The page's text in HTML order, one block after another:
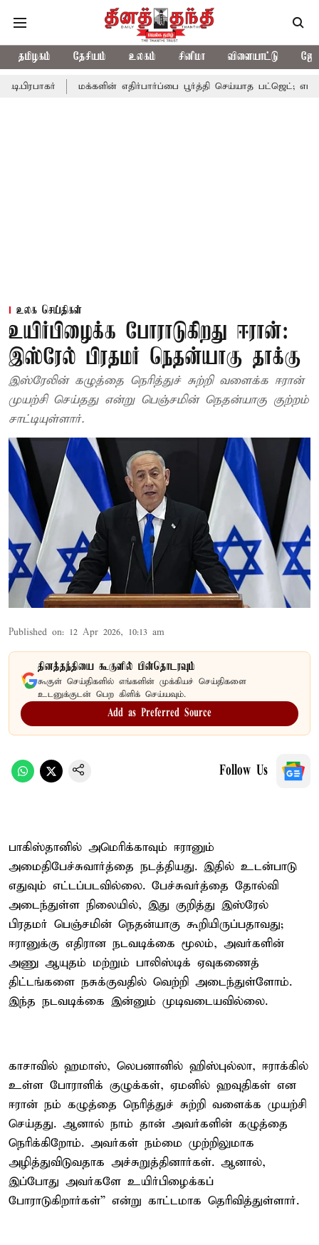
தமிழகம் தேசியம் உலகம் சினிமா விளையாட்டு
மக்களின் எதிர்பார்ப்பை பூர்த்தி செய்யாத பட்ஜெட்; எடப்பாடி
உலக செய்திகள்
உயிர்பிழைக்க போராடுகிறது ஈரான்:
இஸ்ரேல் பிரதமர் நெதன்யாகு தாக்கு
இஸ்ரேலின் கழுத்தை நெரித்துச் சுற்றி வளைக்க ஈரான்
முயற்சி செய்தது என்று பெஞ்சமின் நெதன்யாகு குற்றம்
சாட்டியுள்ளார்.
Published on: 12 Apr 2026, 10:13 am
தினத்தந்தியை கூகுளில் பின்தொடரவும்
கூகுள் செய்திகளில் எங்களின் முக்கியச் செய்திகளை
உடனுக்குடன் பெற கிளிக் செய்யவும்.
Add as Preferred Source
Follow Us
பாகிஸ்தானில் அமெரிக்காவும் ஈரானும்
அமைதிபேச்சுவார்த்தை நடத்தியது. இதில் உடன்பாடு
எதுவும் எட்டப்படவில்லை. பேச்சுவர்த்தை தோல்வி
அடைந்துள்ள நிலையில், இது குறித்து இஸ்ரேல்
பிரதமர் பெஞ்சமின் நெதன்யாகு கூறியிருப்பதாவது;
ஈரானுக்கு எதிரான நடவடிக்கை மூலம், அவர்களின்
அணு ஆயுதம் மற்றும் பாலிஸ்டிக் ஏவுகணைத்
திட்டங்களை நசுக்குவதில் வெற்றி அடைந்துள்ளோம்.
இந்த நடவடிக்கை இன்னும் முடிவடையவில்லை.
காசாவில் ஹமாஸ், லெபனானில் ஹிஸ்புல்லா, ஈராக்கில்
உள்ள போராளிக் குழுக்கள், ஏமனில் ஹவுதிகள் என
ஈரான் நம் கழுத்தை நெரித்துச் சுற்றி வளைக்க முயற்சி
செய்தது. ஆனால் நாம் தான் அவர்களின் கழுத்தை
நெரிக்கிறோம். அவர்கள் நம்மை முற்றிலுமாக
அழித்துவிடுவதாக அச்சுறுத்தினார்கள். ஆனால்,
இப்போது அவர்களே உயிர்பிழைக்கப்
போராடுகிறார்கள்” என்று காட்டமாக தெரிவித்துள்ளார்.